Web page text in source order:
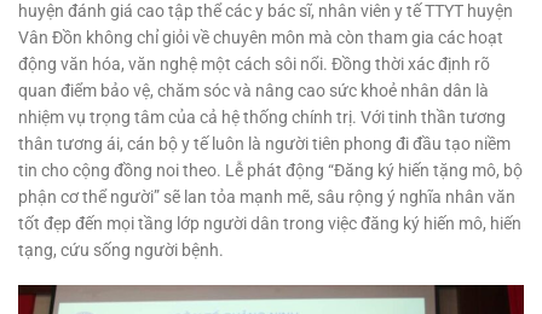
huyện đánh giá cao tập thể các y bác sĩ, nhân viên y tế TTYT huyện
Vân Đồn không chỉ giỏi về chuyên môn mà còn tham gia các hoạt
động văn hóa, văn nghệ một cách sôi nổi. Đồng thời xác định rõ
quan điểm bảo vệ, chăm sóc và nâng cao sức khoẻ nhân dân là
nhiệm vụ trọng tâm của cả hệ thống chính trị. Với tinh thần tương
thân tương ái, cán bộ y tế luôn là người tiên phong đi đầu tạo niềm
tin cho cộng đồng noi theo. Lễ phát động “Đăng ký hiến tặng mô, bộ
phận cơ thể người” sẽ lan tỏa mạnh mẽ, sâu rộng ý nghĩa nhân văn
tốt đẹp đến mọi tầng lớp người dân trong việc đăng ký hiến mô, hiến
tạng, cứu sống người bệnh.